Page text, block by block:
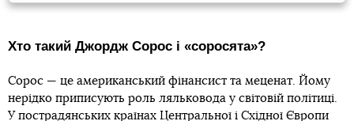
Хто такий Джордж Сорос і «соросята»?
Сорос — це американський фінансист та меценат. Йому
нерідко приписують роль ляльковода у світовій політиці.
У пострадянських країнах Центральної і Східної Європи